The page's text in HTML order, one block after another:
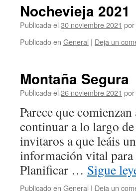
Nochevieja 2021
Publicada el 30 noviembre 2021 por
Publicado en General | Deja un
Montaña Segura
Publicada el 26 noviembre 2021 por
Parece que
continuar a lo largo
invitaros a que leáis
información vital para
Planificar … Sigue
Publicado en General | Deja un